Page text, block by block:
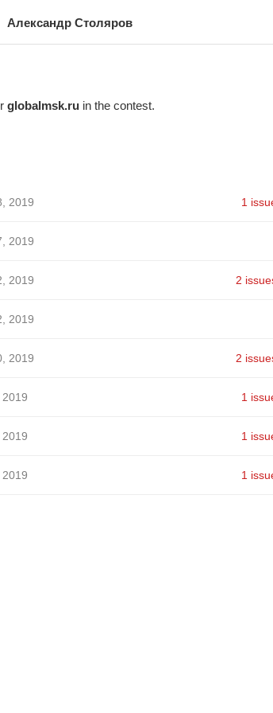
Александр Столяров
globalmsk.ruin the contest.
2019 1
2019
2019 2
2019
2019 2
1
1
1